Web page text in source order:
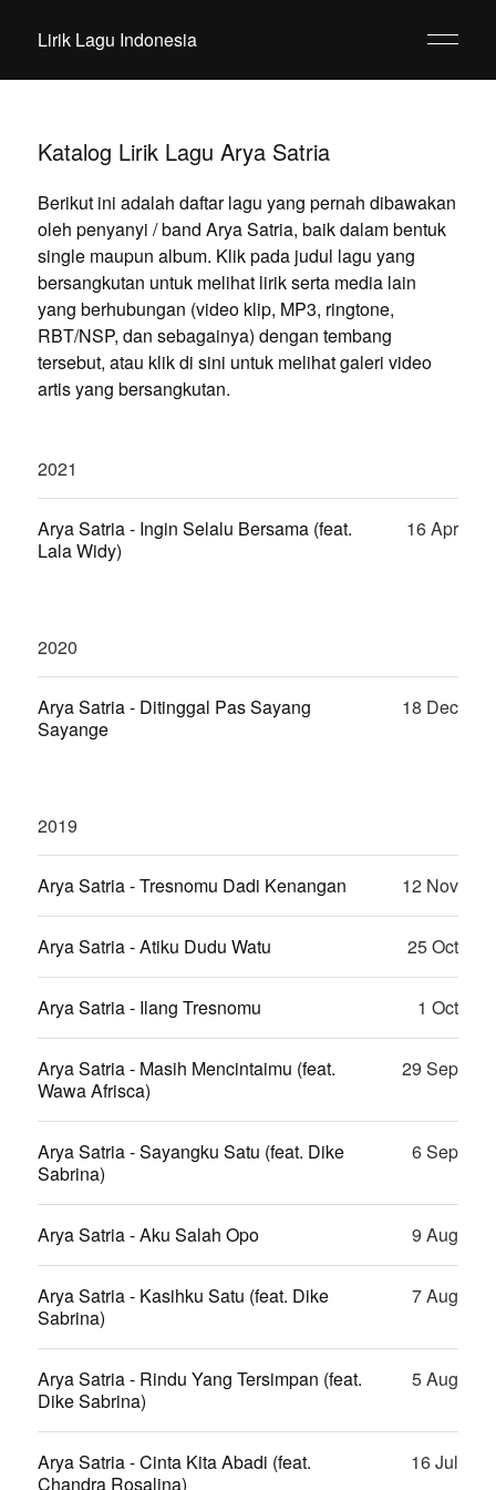
Lirik Lagu Indonesia
Katalog Lirik Lagu Arya Satria
Berikut ini adalah daftar lagu yang pernah dibawakan
oleh penyanyi / band Arya Satria, baik dalam bentuk
single maupun album. Klik pada judul lagu yang
bersangkutan untuk melihat lirik serta media lain
yang berhubungan (video klip, MP3, ringtone,
RBT/NSP, dan sebagainya) dengan tembang
tersebut, atau klik di sini untuk melihat galeri video
artis yang bersangkutan.
2021
Arya Satria - Ingin Selalu Bersama (feat.
Lala Widy)
16 Apr
2020
Arya Satria - Ditinggal Pas Sayang
Sayange
18 Dec
2019
Arya Satria - Tresnomu Dadi Kenangan 12 Nov
Arya Satria - Atiku Dudu Watu 25 Oct
Arya Satria - Ilang Tresnomu 1 Oct
Arya Satria - Masih Mencintaimu (feat.
Wawa Afrisca)
29 Sep
Arya Satria - Sayangku Satu (feat. Dike
Sabrina)
6 Sep
Arya Satria - Aku Salah Opo 9 Aug
Arya Satria - Kasihku Satu (feat. Dike
Sabrina)
7 Aug
Arya Satria - Rindu Yang Tersimpan (feat.
Dike Sabrina)
5 Aug
Arya Satria - Cinta Kita Abadi (feat.
Chandra Rosalina)
16 Jul